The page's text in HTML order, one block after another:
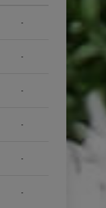
-
-
-
-
-
-